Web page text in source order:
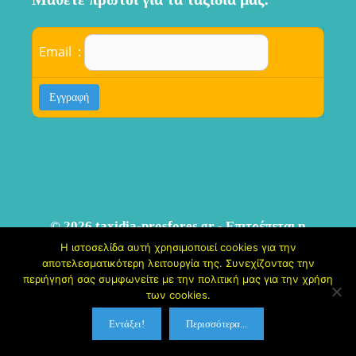
Email :
© 2026 taxidia-prosfores.gr - Επιτρέπεται η
αναδημοσίευση άρθρων ΜΟΝΟ εφόσον προσθέσετε ενεργό
link προς την πηγή |Οροι Χρήσης-Πολιτική Απορρήτου
Κατασκευή ΙστοσελίδωνArtKreta.GR
Η ιστοσελίδα αυτή χρησιμοποιεί cookies για την
αποτελεσματικότερη λειτουργία της. Συνεχίζοντας την
περιήγησή σας συμφωνείτε με την πολιτική μας για την χρήση
των cookies.
Εντάξει! Περισσότερα...